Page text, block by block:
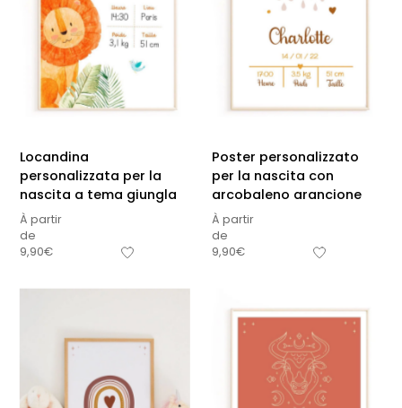
Locandina
personalizzata per la
nascita a tema giungla
À partir
de
9,90€
Poster personalizzato
per la nascita con
arcobaleno arancione
À partir
de
9,90€